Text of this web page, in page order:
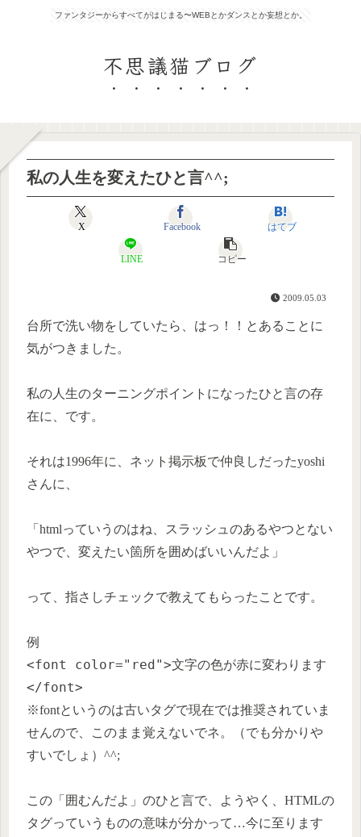
ファンタジーからすべてがはじまる〜WEBとかダンスとか妄想とか。
不思議猫ブログ
私の人生を変えたひと言^^;
X Facebook はてブ
LINE コピー
2009.05.03
台所で洗い物をしていたら、はっ！！とあることに
気がつきました。
私の人生のターニングポイントになったひと言の存
在に、です。
それは1996年に、ネット掲示板で仲良しだったyoshi
さんに、
「htmlっていうのはね、スラッシュのあるやつとない
やつで、変えたい箇所を囲めばいいんだよ」
って、指さしチェックで教えてもらったことです。
例
<font color="red">文字の色が赤に変わります
</font>
※fontというのは古いタグで現在では推奨されていま
せんので、このまま覚えないでネ。（でも分かりや
すいでしょ）^^;
この「囲むんだよ」のひと言で、ようやく、HTMLの
タグっていうものの意味が分かって…今に至ります